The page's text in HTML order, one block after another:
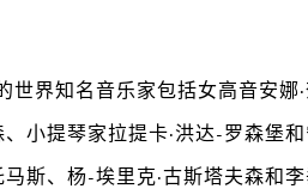
界知名音乐家包括女高音安娜
小提琴家拉提卡·洪达-罗森堡
斯、杨-埃里克·古斯塔夫森和